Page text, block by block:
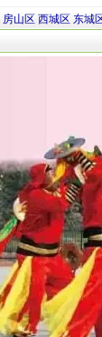
房山区 西城区 东城